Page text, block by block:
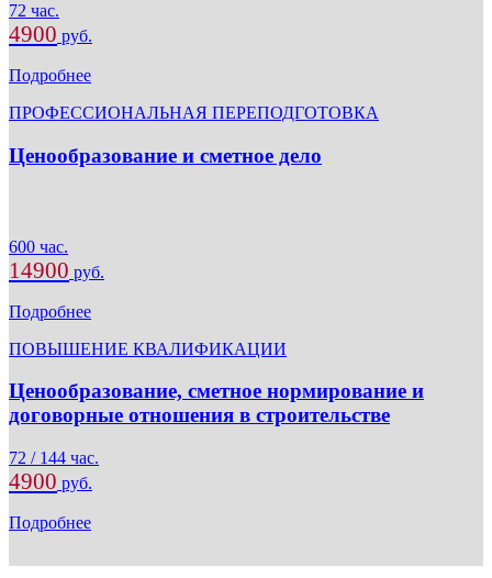
72 час.
4900 руб.
Подробнее
ПРОФЕССИОНАЛЬНАЯ ПЕРЕПОДГОТОВКА
Ценообразование и сметное дело
600 час.
14900 руб.
Подробнее
ПОВЫШЕНИЕ КВАЛИФИКАЦИИ
Ценообразование, сметное нормирование и
договорные отношения в строительстве
72 / 144 час.
4900 руб.
Подробнее